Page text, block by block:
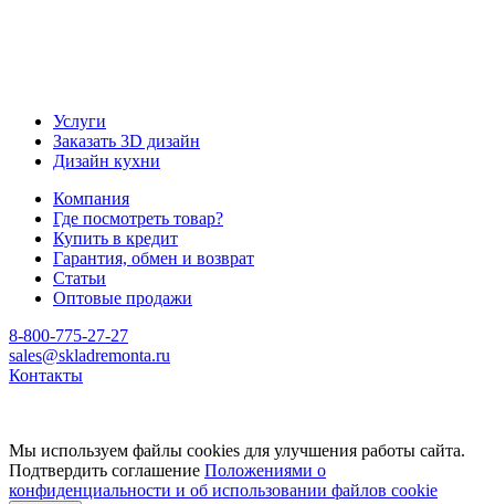
Услуги
Заказать 3D дизайн
Дизайн кухни
Компания
Где посмотреть товар?
Купить в кредит
Гарантия, обмен и возврат
Статьи
Оптовые продажи
8-800-775-27-27
sales@skladremonta.ru
Контакты
Мы используем файлы cookies для улучшения работы сайта.
Подтвердить соглашение Положениями о
конфиденциальности и об использовании файлов cookie